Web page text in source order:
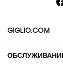
GIGLIO.COM
About